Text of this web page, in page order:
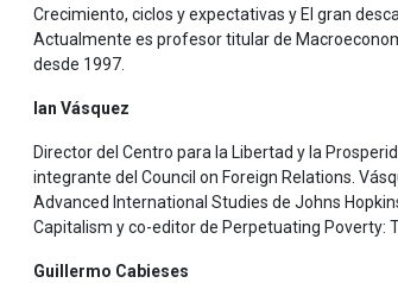
Crecimiento, ciclos y expectativas y El gran
Actualmente es profesor titular de
desde 1997.
Ian Vásquez
Director del Centro para la Libertad y la
integrante del Council on Foreign Relations.
Advanced International Studies de Johns
Capitalism y co-editor de Perpetuating Poverty:
Guillermo Cabieses